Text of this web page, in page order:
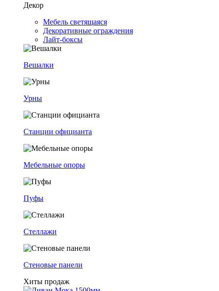
Декор
Мебель светящаяся
Декоративные ограждения
Лайт-боксы
Вешалки
Урны
Станции официанта
Мебельные опоры
Пуфы
Стеллажи
Стеновые панели
Хиты продаж